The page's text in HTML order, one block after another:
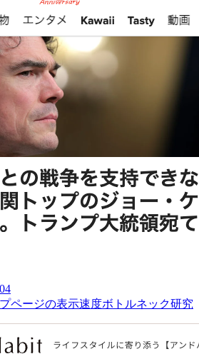
プページの表示速度ボトルネック研究